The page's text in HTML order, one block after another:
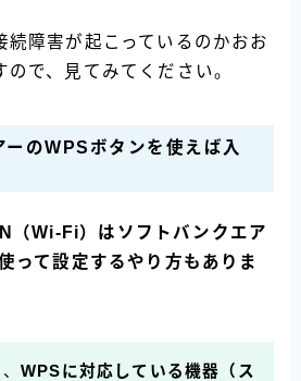
続障害が起こっているのかおお
で、見てみてください。
のWPSボタンを使えば入
（Wi-Fi）はソフトバンクエア
って設定するやり方もありま
WPSに対応している機器（ス